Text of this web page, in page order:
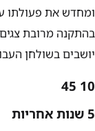
ומחדש את פעולתו
בהתקנה מרובת
יושבים בשולחן
5 שנות אחריות